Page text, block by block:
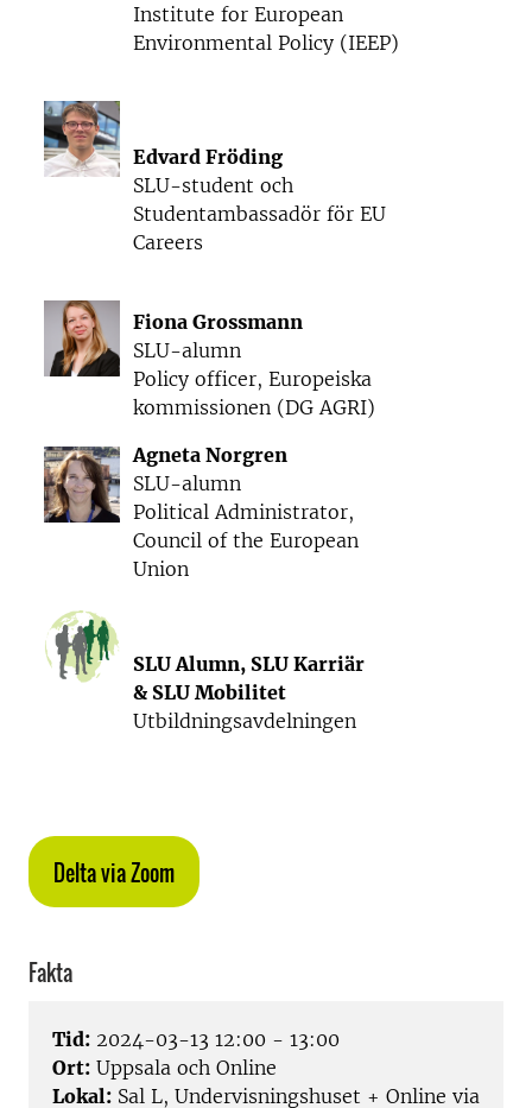
Institute for European
Environmental Policy (IEEP)
Edvard Fröding
SLU-student och
Studentambassadör för EU
Careers
Fiona Grossmann
SLU-alumn
Policy officer, Europeiska
kommissionen (DG AGRI)
Agneta Norgren
SLU-alumn
Political Administrator,
Council of the European
Union
SLU Alumn, SLU Karriär
& SLU Mobilitet
Utbildningsavdelningen
Delta via Zoom
Fakta
Tid: 2024-03-13 12:00 - 13:00
Ort: Uppsala och Online
Lokal: Sal L, Undervisningshuset + Online via